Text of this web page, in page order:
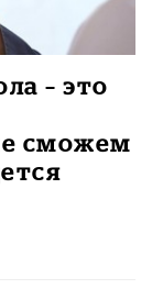
– это
сможем